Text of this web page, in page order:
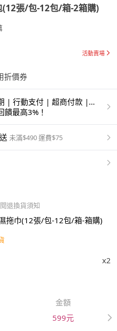
(12張/包-12包/箱-2箱購)
活動賣場
折價券
| 行動支付 | 超商付款 |
最高3%！
未滿$490 運費$75
退換貨須知
拖巾(12張/包-12包/箱-箱購)
x2
金額
599元